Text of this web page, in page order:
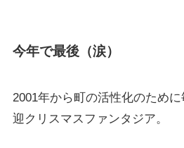
今年で最後（涙）
2001年から町の活性化のため
迎クリスマスファンタジア。